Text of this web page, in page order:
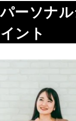
ーソナ
ント